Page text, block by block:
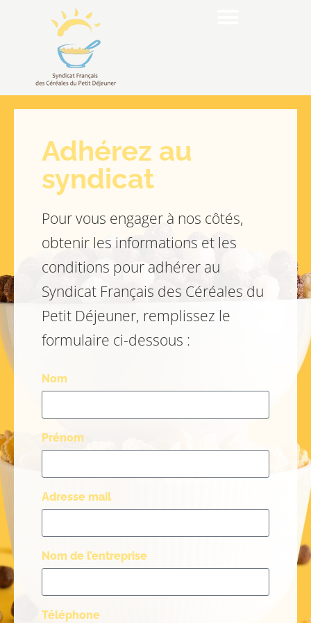
Adhérez au
syndicat
Pour vous engager à nos côtés,
obtenir les informations et les
conditions pour adhérer au
Syndicat Français des Céréales du
Petit Déjeuner, remplissez le
formulaire ci-dessous :
Nom
Prénom
Adresse mail
Nom de l’entreprise
Téléphone